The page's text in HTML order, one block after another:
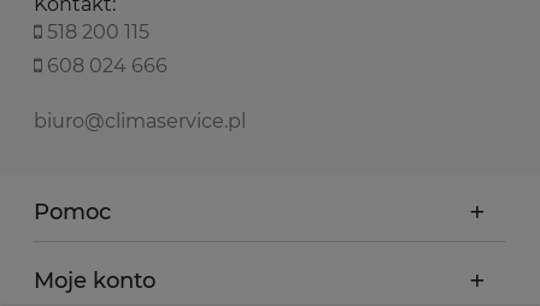
518 200 115
608 024 666
biuro@climaservice.pl
Pomoc
Moje konto